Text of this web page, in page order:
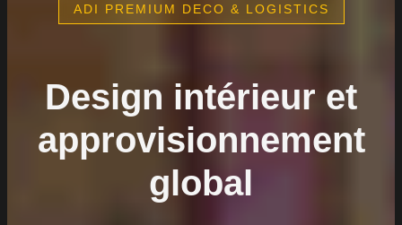
ADI PREMIUM DECO & LOGISTICS
Design intérieur et
approvisionnement
global